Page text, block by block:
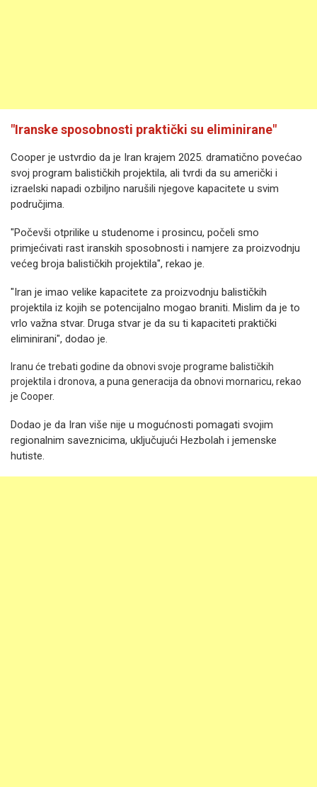
"Iranske sposobnosti praktički su eliminirane"
Cooper je ustvrdio da je Iran krajem 2025. dramatično povećao
svoj program balističkih projektila, ali tvrdi da su američki i
izraelski napadi ozbiljno narušili njegove kapacitete u svim
područjima.
"Počevši otprilike u studenome i prosincu, počeli smo
primjećivati rast iranskih sposobnosti i namjere za proizvodnju
većeg broja balističkih projektila", rekao je.
"Iran je imao velike kapacitete za proizvodnju balističkih
projektila iz kojih se potencijalno mogao braniti. Mislim da je to
vrlo važna stvar. Druga stvar je da su ti kapaciteti praktički
eliminirani", dodao je.
Iranu će trebati godine da obnovi svoje programe balističkih
projektila i dronova, a puna generacija da obnovi mornaricu, rekao
je Cooper.
Dodao je da Iran više nije u mogućnosti pomagati svojim
regionalnim saveznicima, uključujući Hezbolah i jemenske
hutiste.